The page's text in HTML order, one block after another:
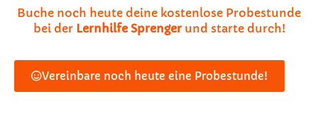
Buche noch heute deine kostenlose Probestunde
bei der Lernhilfe Sprengerund starte durch!
Vereinbare noch heute eine Probestunde!